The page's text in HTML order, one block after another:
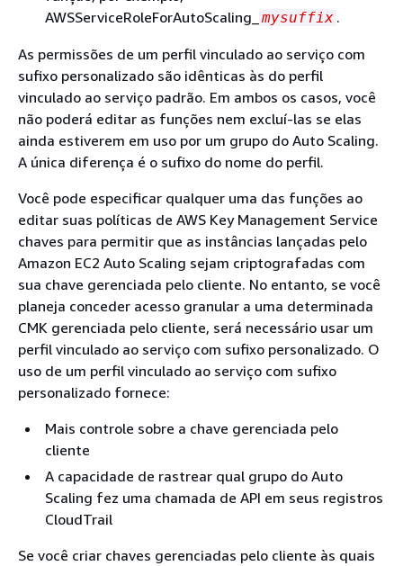
AWSServiceRoleForAutoScaling_
mysuffix .
As permissões de um perfil vinculado ao serviço com
sufixo personalizado são idênticas às do perfil
vinculado ao serviço padrão. Em ambos os casos, você
não poderá editar as funções nem excluí-las se elas
ainda estiverem em uso por um grupo do Auto Scaling.
A única diferença é o sufixo do nome do perfil.
Você pode especificar qualquer uma das funções ao
editar suas políticas de AWS Key Management Service
chaves para permitir que as instâncias lançadas pelo
Amazon EC2 Auto Scaling sejam criptografadas com
sua chave gerenciada pelo cliente. No entanto, se você
planeja conceder acesso granular a uma determinada
CMK gerenciada pelo cliente, será necessário usar um
perfil vinculado ao serviço com sufixo personalizado. O
uso de um perfil vinculado ao serviço com sufixo
personalizado fornece:
Mais controle sobre a chave gerenciada pelo
cliente
A capacidade de rastrear qual grupo do Auto
Scaling fez uma chamada de API em seus registros
CloudTrail
Se você criar chaves gerenciadas pelo cliente às quais